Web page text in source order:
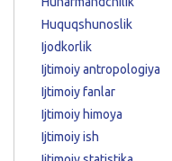
Huquqshunoslik
Ijodkorlik
Ijtimoiy antropologiya
Ijtimoiy fanlar
Ijtimoiy himoya
Ijtimoiy ish